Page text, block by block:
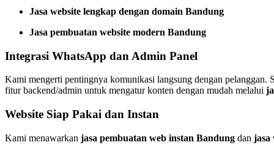
Jasa website lengkap dengan domain Bandung
Jasa pembuatan website modern Bandung
Integrasi WhatsApp dan Admin Panel
Kami mengerti pentingnya komunikasi langsung dengan pelanggan.
fitur backend/admin untuk mengatur konten dengan mudah melalui
Website Siap Pakai dan Instan
Kami menawarkan jasa pembuatan web instan Bandung dan jasa